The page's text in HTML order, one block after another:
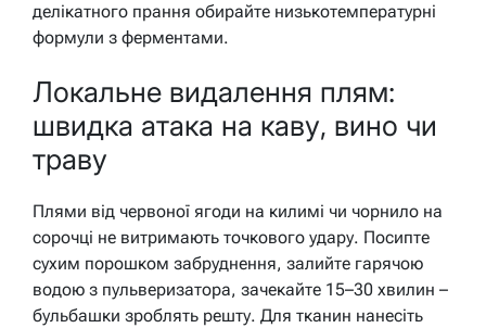
делікатного прання обирайте низькотемпературні
формули з ферментами.
Локальне видалення плям:
швидка атака на каву, вино чи
траву
Плями від червоної ягоди на килимі чи чорнило на
сорочці не витримають точкового удару. Посипте
сухим порошком забруднення, залийте гарячою
водою з пульверизатора, зачекайте 15–30 хвилин –
бульбашки зроблять решту. Для тканин нанесіть